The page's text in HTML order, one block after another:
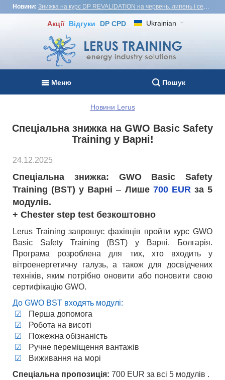
Новини: Знижка на курс DP REVALIDATION на червень, липень і серпень - USD1,000! Вʼєтнам, Туреччина, Малайзія
Акції Відгуки DP CPD Ukrainian
Меню Пошук
Новини Lerus
Спеціальна знижка на GWO Basic Safety
Training у Варні!
24.12.2025
Спеціальна знижка: GWO Basic Safety
Training (BST) у Варні – Лише 700 EUR за 5
модулів.
+ Chester step test безкоштовно
Lerus Training запрошує фахівців пройти курс GWO
Basic Safety Training (BST) у Варні, Болгарія.
Програма розроблена для тих, хто входить у
вітроенергетичну галузь, а також для досвідчених
техніків, яким потрібно оновити або поновити свою
сертифікацію GWO.
До GWO BST входять модулі:
Перша допомога
Робота на висоті
Пожежна обізнаність
Ручне переміщення вантажів
Виживання на морі
Спеціальна пропозиція: 700 EUR за всі 5 модулів .